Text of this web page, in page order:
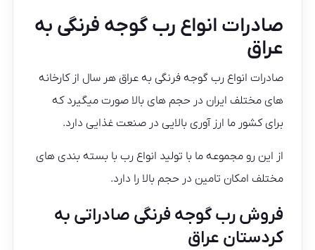
صادرات انواع رب گوجه فرنگی به
عراق
صادرات انواع رب گوجه فرنگی به عراق هر سال از کارخانه
های مختلف ایران در حجم های بالا صورت میگیرد که
برای کشور ما ارز آوری بالایی در صنعت غذایی دارد.
از این رو مجموعه ما با تولید انواع رب با بسته بندی های
مختلف امکان تامین در حجم بالا را دارد.
فروش رب گوجه فرنگی صادراتی به
کردستان عراق